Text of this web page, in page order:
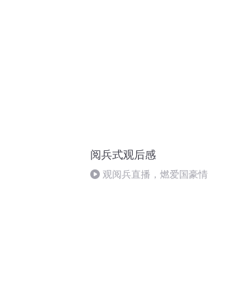
阅兵式观后感
观阅兵直播，燃爱国豪情